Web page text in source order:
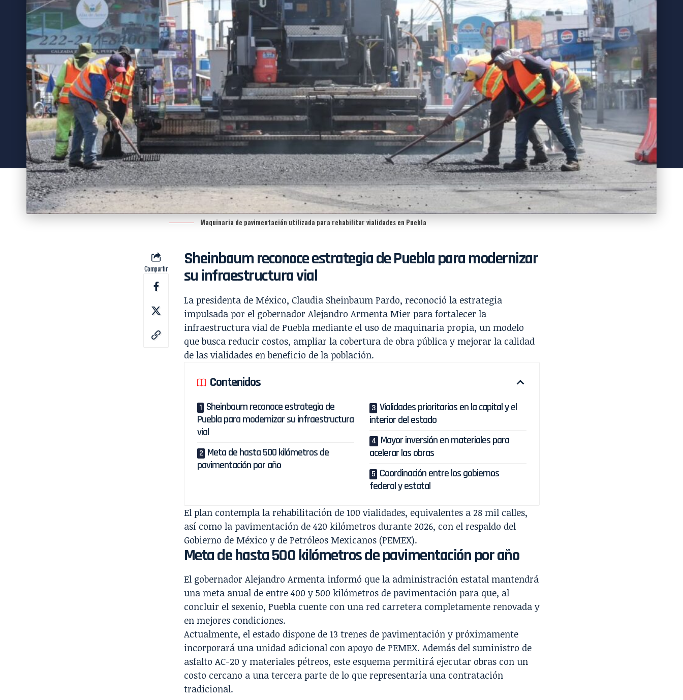
Maquinaria de pavimentación utilizada para rehabilitar vialidades en Puebla
Compartir
Sheinbaum reconoce estrategia de Puebla para modernizar
su infraestructura vial
La presidenta de México, Claudia Sheinbaum Pardo, reconoció la estrategia
impulsada por el gobernador Alejandro Armenta Mier para fortalecer la
infraestructura vial de Puebla mediante el uso de maquinaria propia, un modelo
que busca reducir costos, ampliar la cobertura de obra pública y mejorar la calidad
de las vialidades en beneficio de la población.
Contenidos
Sheinbaum reconoce estrategia de
Puebla para modernizar su infraestructura
vial
Meta de hasta 500 kilómetros de
pavimentación por año
Vialidades prioritarias en la capital y el
interior del estado
Mayor inversión en materiales para
acelerar las obras
Coordinación entre los gobiernos
federal y estatal
El plan contempla la rehabilitación de 100 vialidades, equivalentes a 28 mil calles,
así como la pavimentación de 420 kilómetros durante 2026, con el respaldo del
Gobierno de México y de Petróleos Mexicanos (PEMEX).
Meta de hasta 500 kilómetros de pavimentación por año
El gobernador Alejandro Armenta informó que la administración estatal mantendrá
una meta anual de entre 400 y 500 kilómetros de pavimentación para que, al
concluir el sexenio, Puebla cuente con una red carretera completamente renovada y
en mejores condiciones.
Actualmente, el estado dispone de 13 trenes de pavimentación y próximamente
incorporará una unidad adicional con apoyo de PEMEX. Además del suministro de
asfalto AC-20 y materiales pétreos, este esquema permitirá ejecutar obras con un
costo cercano a una tercera parte de lo que representaría una contratación
tradicional.